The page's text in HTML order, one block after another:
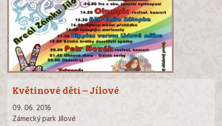
Květinové děti – Jílové
09. 06. 2016
Zámecký park Jílové